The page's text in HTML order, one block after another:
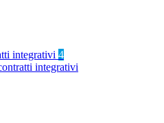
integrativi 4
integrativi